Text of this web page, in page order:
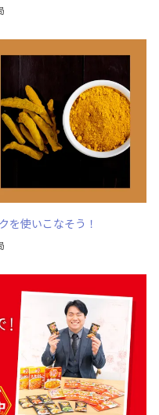
を使いこなそう！